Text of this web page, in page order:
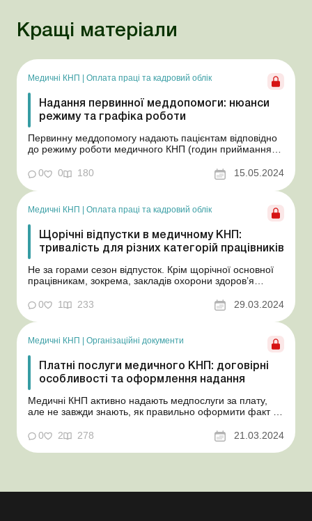
Кращі матеріали
Медичні КНП Оплата праці та кадровий облік
Надання первинної меддопомоги: нюанси
режиму та графіка роботи
Первинну меддопомогу надають пацієнтам відповідно
до режиму роботи медичного КНП (годин приймання
організм не підлаштований під графік роботи
медзакладів. Тож інколи виникає потреба звернутися за
меддопомогою поза годинами приймання пацієнтів.
П...
0 0 180 15.05.2024
Медичні КНП | Оплата праці та кадровий облік
Щорічні відпустки в медичному КНП:
тривалість для різних категорій працівників
Не за горами сезон відпусток. Крім щорічної основної
працівникам, зокрема, закладів охорони здоров’я
багато що залежить від профілю закладу, виконуваної
роботи, посади або професії, стажу роботи. Тому
медичним КНП неодмінно стане у пригоді...
0 1 233 29.03.2024
Медичні КНП | Організаційні документи
Платні послуги медичного КНП: договірні
особливості та оформлення надання
Медичні КНП активно надають медпослуги за плату,
але не завжди знають, як правильно оформити факт їх
договірні відносини, що передують йому. Про це
свідчать часті запитання за цією темою. Тож
розглянемо її докладно. Медичні КНП активно надають
0 2 278 21.03.2024